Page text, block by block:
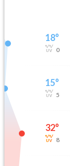
18°
0
15°
5
32°
8